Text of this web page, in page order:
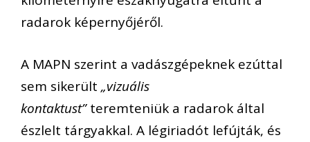
radarok képernyőjéről.
A MAPN szerint a vadászgépeknek ezúttal
sem sikerült „vizuális
kontaktust”teremteniük a radarok által
észlelt tárgyakkal. A légiriadót lefújták, és